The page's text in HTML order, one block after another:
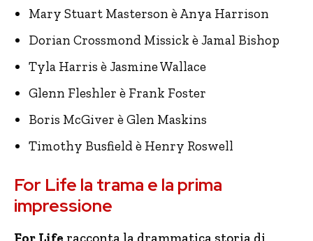
Mary Stuart Masterson è Anya Harrison
Dorian Crossmond Missick è Jamal Bishop
Tyla Harris è Jasmine Wallace
Glenn Fleshler è Frank Foster
Boris McGiver è Glen Maskins
Timothy Busfield è Henry Roswell
For Life la trama e la prima
impressione